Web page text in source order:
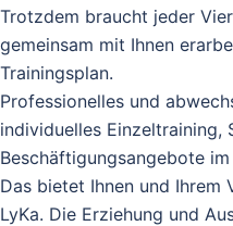
Trotzdem braucht jeder
gemeinsam mit Ihnen
Trainingsplan.
Professionelles und
individuelles Einzeltraining,
Beschäftigungsangebote im
Das bietet Ihnen und Ihrem
LyKa. Die Erziehung und